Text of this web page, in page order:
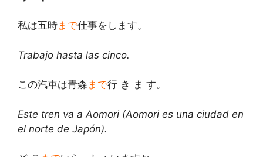
私は五時まで仕事をします。
Trabajo hasta las cinco.
この汽車は青森 まで行 き ま す。
Este tren va a Aomori (Aomori es una ciudad en
el norte de Japón).